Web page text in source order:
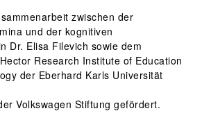
zwischen der
und der kognitiven
Dr. Elisa Filevich sowie dem
Research Institute of Education
der Eberhard Karls Universität
Volkswagen Stiftung gefördert.